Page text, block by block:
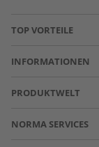
TOP VORTEILE
INFORMATIONEN
PRODUKTWELT
NORMA SERVICES